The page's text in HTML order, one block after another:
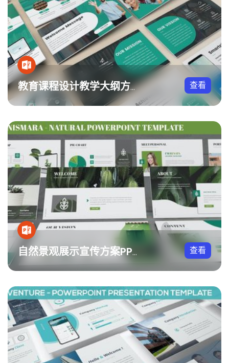
教育课程设计教学大纲方案PPT模板 查看
自然景观展示宣传方案PPT模板 查看